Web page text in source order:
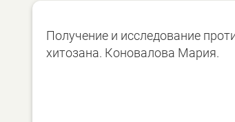
Получение и исследование
хитозана. Коновалова Мария.